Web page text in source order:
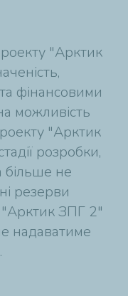
"Арктик
фінансовими
можливість
"Арктик
розробки,
більше не
резерви
"Арктик ЗПГ 2"
надаватиме